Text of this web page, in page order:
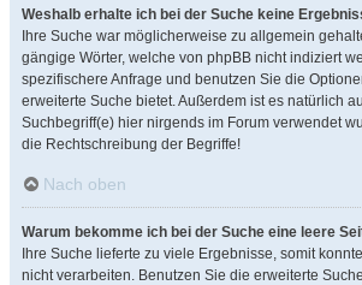
Weshalb erhalte ich bei der Suche keine
Ihre Suche war möglicherweise zu allgemein
gängige Wörter, welche von phpBB nicht indiziert
spezifischere Anfrage und benutzen Sie die
erweiterte Suche bietet. Außerdem ist es natürlich
Suchbegriff(e) hier nirgends im Forum verwendet
die Rechtschreibung der Begriffe!
Nach oben
Warum bekomme ich bei der Suche eine leere
Ihre Suche lieferte zu viele Ergebnisse, somit
nicht verarbeiten. Benutzen Sie die erweiterte